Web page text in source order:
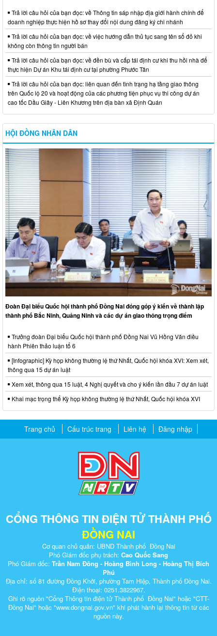
Trả lời câu hỏi của bạn đọc: về Thông tin sáp nhập địa giới hành chính để
doanh nghiệp thực hiện hồ sơ thay đổi nội dung đăng ký chi nhánh
Trả lời câu hỏi của bạn đọc: về việc hướng dẫn thủ tục sang tên sổ đỏ khi
không còn thông tin người bán
Trả lời câu hỏi của bạn đọc: về đền bù và cấp tái định cư khi thu hồi nhà để
thực hiện Dự án Khu tái định cư tại phường Phước Tân
Trả lời câu hỏi của bạn đọc: liên quan đến tình trạng hạ tầng giao thông
trên Quốc lộ 20 và hoạt động của các phương tiện phục vụ thi công dự án
cao tốc Dầu Giây - Liên Khương trên địa bàn xã Định Quán
HỘI ĐỒNG NHÂN DÂN
Đoàn Đại biểu Quốc hội thành phố Đồng Nai đóng góp ý kiến về thành lập
thành phố Bắc Ninh, Quảng Ninh và các dự án giao thông trọng điểm
Trưởng đoàn Đại biểu Quốc hội thành phố Đồng Nai Vũ Hồng Văn điều
hành Phiên thảo luận tổ 6
[Infographic] Kỳ họp không thường lệ thứ Nhất, Quốc hội khóa XVI: Xem xét,
thông qua 15 dự án luật
Xem xét, thông qua 15 luật, 4 Nghị quyết và cho ý kiến lần đầu 7 dự án luật
Khai mạc trọng thể Kỳ họp không thường lệ thứ Nhất, Quốc hội khóa XVI
Trang chủ Cấu trúc trang Liên hệ Đăng nhập
CỔNG THÔNG TIN ĐIỆN TỬ THÀNH PHỐ
ĐỒNG NAI
Cơ quan chủ quản: UBND Thành phố Đồng Nai
Phó Giám đốc phụ trách: Cao Quốc Sang
Phó Giám đốc: Trần Nam Đông - Hoàng Bình Long - Hoàng Thị Bích
Phú
Địa chỉ: số 81 đường Đồng Khởi, phường Tam Hiệp, Thành phố Đồng Nai.
Điện thoại: 0251.3822967.
Ghi rõ nguồn "Cổng Thông tin điện tử Thành phố Đồng Nai" hoặc "CTT-
Đồng Nai" hoặc "www.dongnai.g​ov.vn" khi ​phát hành lại thông tin từ các
nguồn này.​